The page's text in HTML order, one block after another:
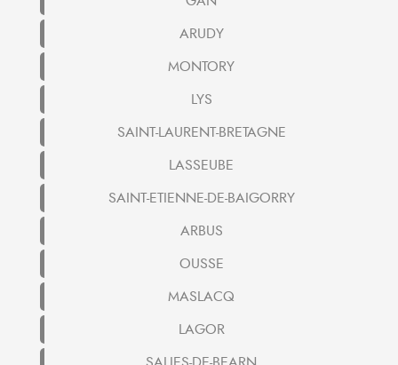
ARUDY
MONTORY
LYS
SAINT-LAURENT-BRETAGNE
LASSEUBE
SAINT-ETIENNE-DE-BAIGORRY
ARBUS
OUSSE
MASLACQ
LAGOR